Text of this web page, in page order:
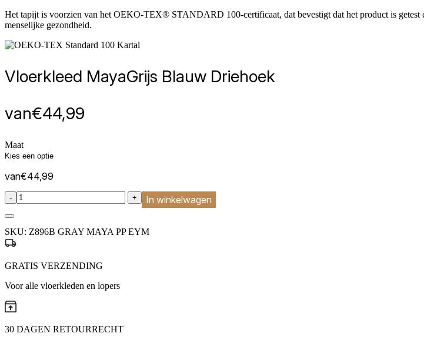
Het tapijt is voorzien van het OEKO-TEX® STANDARD 100-certificaat, dat bevestigt dat het product is getest
menselijke gezondheid.
Vloerkleed MayaGrijs Blauw Driehoek
van€44,99
Maat
van€44,99
:product_name quantity
- + In winkelwagen
SKU: Z896B GRAY MAYA PP EYM
GRATIS VERZENDING
Voor alle vloerkleden en lopers
30 DAGEN RETOURRECHT